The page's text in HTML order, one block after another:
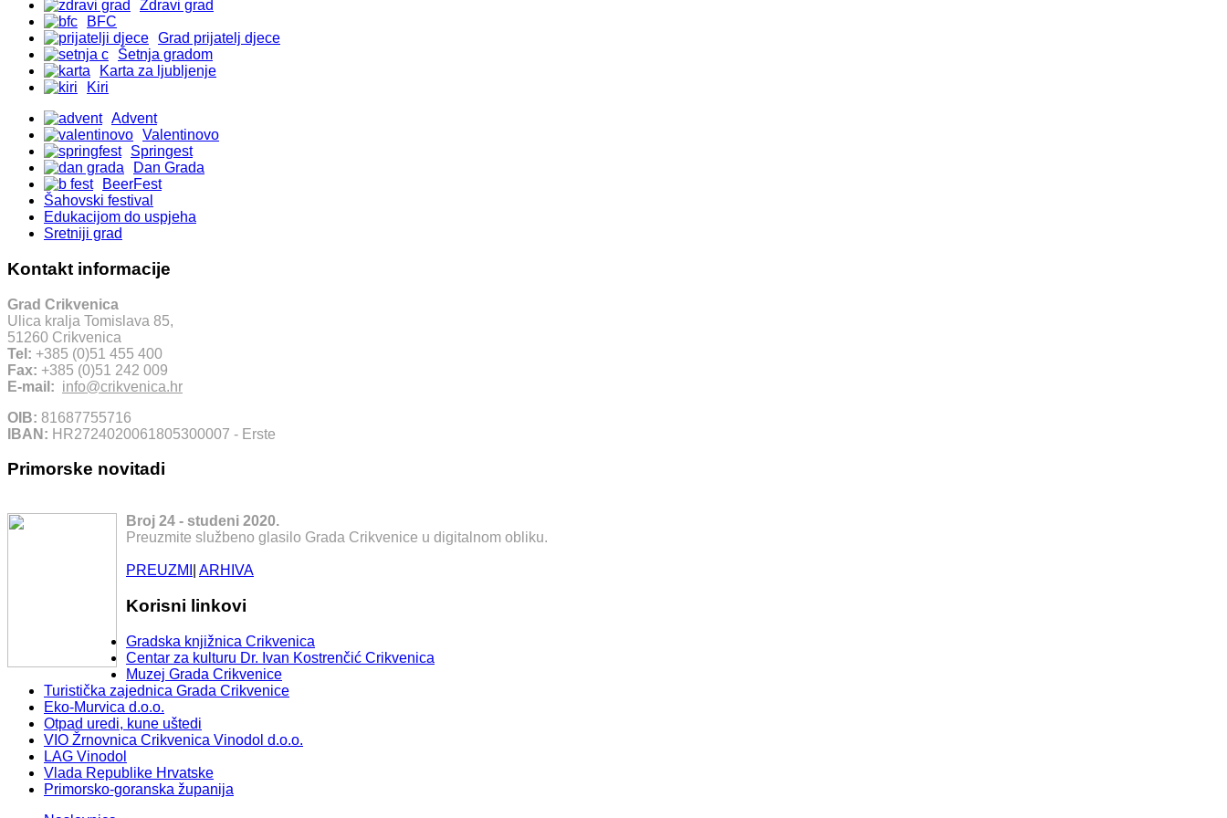
Zdravi grad
BFC
Grad prijatelj djece
Šetnja gradom
Karta za ljubljenje
Kiri
Advent
Valentinovo
Springest
Dan Grada
BeerFest
Šahovski festival
Edukacijom do uspjeha
Sretniji grad
Kontakt informacije
Grad Crikvenica
Ulica kralja Tomislava 85,
51260 Crikvenica
Tel: +385 (0)51 455 400
Fax: +385 (0)51 242 009
E-mail: info@crikvenica.hr
OIB: 81687755716
IBAN: HR2724020061805300007 - Erste
Primorske novitadi
Broj 24 - studeni 2020.
Preuzmite službeno glasilo Grada Crikvenice u digitalnom obliku.
PREUZMI ARHIVA
Korisni linkovi
Gradska knjižnica Crikvenica
Centar za kulturu Dr. Ivan Kostrenčić Crikvenica
Muzej Grada Crikvenice
Turistička zajednica Grada Crikvenice
Eko-Murvica d.o.o.
Otpad uredi, kune uštedi
VIO Žrnovnica Crikvenica Vinodol d.o.o.
LAG Vinodol
Vlada Republike Hrvatske
Primorsko-goranska županija